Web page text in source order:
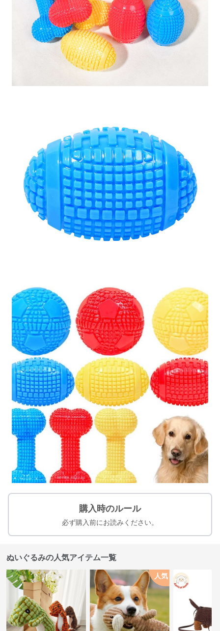
購入時のルール
必ず購入前にお読みください。
ぬいぐるみの人気アイテム一覧
人気